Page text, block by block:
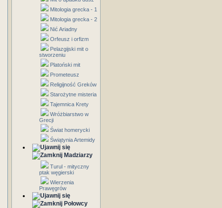
Mitologia grecka - 1
Mitologia grecka - 2
Nić Ariadny
Orfeusz i orfizm
Pelazgijski mit o
stworzeniu
Platoński mit
Prometeusz
Religijność Greków
Starożytne misteria
Tajemnica Krety
Wróżbiarstwo w
Grecji
Świat homerycki
Świątynia Artemidy
Madziarzy
Turul - mityczny
ptak węgierski
Wierzenia
Prawęgrów
Połowcy